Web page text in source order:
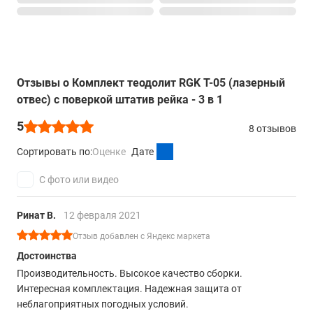
Отзывы о Комплект теодолит RGK T-05 (лазерный
отвес) с поверкой штатив рейка - 3 в 1
5 8 отзывов
Сортировать по:Оценке Дате
С фото или видео
Ринат В. 12 февраля 2021
Отзыв добавлен с Яндекс маркета
Достоинства
Производительность. Высокое качество сборки.
Интересная комплектация. Надежная защита от
неблагоприятных погодных условий.